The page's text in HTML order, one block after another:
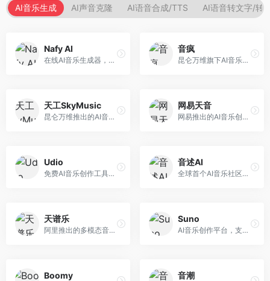
AI音乐生成 AI声音克隆 AI语音合成/TTS AI语音转文字/转
Nafy AI
在线AI音乐生成器，专注于快速音乐创作。面向内容创作者，支持多种风格音乐生成，操作简便，生成速度快，适合快速配乐需求。
音疯
昆仑万维旗下AI音乐创作平台，专注于音乐内容生成。面向音乐爱好者和内容创作者，提供多种风格音乐生成，操作简便，创作速度快。
天工SkyMusic
昆仑万维推出的AI音乐创作平台，基于天工大模型。面向音乐创作者，支持歌词生成、旋律创作、音乐编曲等服务，中文音乐创作能力强。
网易天音
网易推出的AI音乐创作工具，支持作词、作曲与编曲。面向音乐爱好者和独立音乐人，提供歌词生成、旋律创作、编曲制作等服务，与网易云音乐生态深度整合。
Udio
免费AI音乐创作工具，专注于高质量音乐生成。面向音乐创作者和内容制作者，支持多种音乐风格生成，音质专业，创作自由度高，适合专业音乐制作场景。
音述AI
全球首个AI音乐社区平台，整合创作与分享功能。面向音乐创作者和爱好者，提供音乐创作、作品分享、社区交流等服务，社区氛围活跃。
天谱乐
阿里推出的多模态音乐生成平台，整合音频与文本理解能力。面向内容创作者，支持歌词生成、旋律创作、音乐编辑等服务，与阿里生态深度整合。
Suno
AI音乐创作平台，支持通过文字描述生成完整歌曲，包含歌词、旋律和人声。面向音乐爱好者、内容创作者和独立音乐人，操作门槛低，创作速度快，支持多种音乐风格，为音乐创作带来全新可能。
Boomy 音潮